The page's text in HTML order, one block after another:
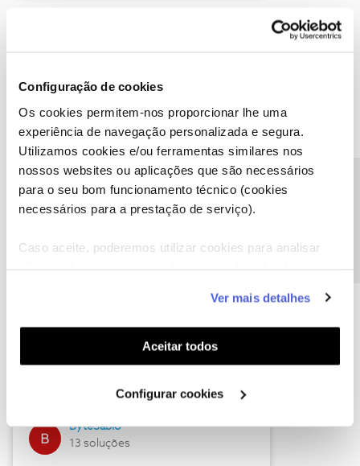
Configuração de cookies
Os cookies permitem-nos proporcionar lhe uma
experiência de navegação personalizada e segura.
Utilizamos cookies e/ou ferramentas similares nos
nossos websites ou aplicações que são necessários
para o seu bom funcionamento técnico (cookies
necessários para a prestação de serviço).
Caso aceite, poderemos utilizar cookies para analisar
funcionalidades (cookies de personalização e
funcionalidade) e adaptar anúncios aos seus interesses
(cookies de publicidade personalizada). Pode gerir a
utilização dos cookies clicando em "Configurar
Ver mais detalhes
Aceitar todos
Configurar cookies
Descubra as novidades de julho
Hall of Fame de julho
17 soluções
ByteSábio
13 soluções